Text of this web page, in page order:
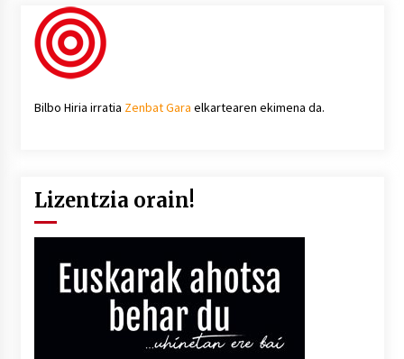
Bilbo Hiria irratia Zenbat Gara elkartearen ekimena da.
Lizentzia orain!